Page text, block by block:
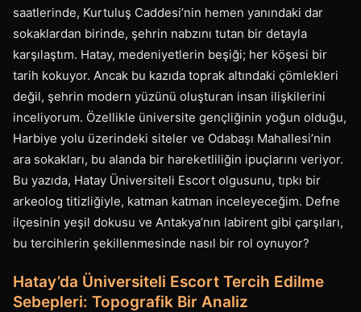
saatlerinde, Kurtuluş Caddesi’nin hemen yanındaki dar
sokaklardan birinde, şehrin nabzını tutan bir detayla
karşılaştım. Hatay, medeniyetlerin beşiği; her köşesi bir
tarih kokuyor. Ancak bu kazıda toprak altındaki çömlekleri
değil, şehrin modern yüzünü oluşturan insan ilişkilerini
inceliyorum. Özellikle üniversite gençliğinin yoğun olduğu,
Harbiye yolu üzerindeki siteler ve Odabaşı Mahallesi’nin
ara sokakları, bu alanda bir hareketliliğin ipuçlarını veriyor.
Bu yazıda, Hatay Üniversiteli Escort olgusunu, tıpkı bir
arkeolog titizliğiyle, katman katman inceleyeceğim. Defne
ilçesinin yeşil dokusu ve Antakya’nın labirent gibi çarşıları,
bu tercihlerin şekillenmesinde nasıl bir rol oynuyor?
Hatay’da Üniversiteli Escort Tercih Edilme
Sebepleri: Topografik Bir Analiz